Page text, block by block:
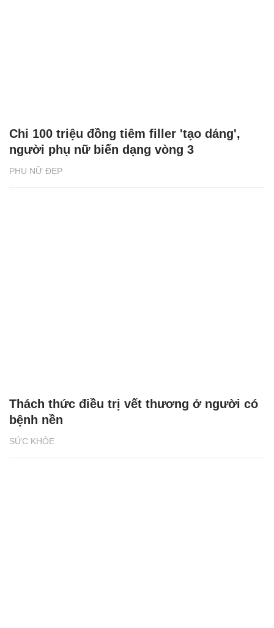
PHỤ NỮ ĐẸP
Chi 100 triệu đồng tiêm filler 'tạo dáng',
người phụ nữ biến dạng vòng 3
SỨC KHỎE
Thách thức điều trị vết thương ở người có
bệnh nền